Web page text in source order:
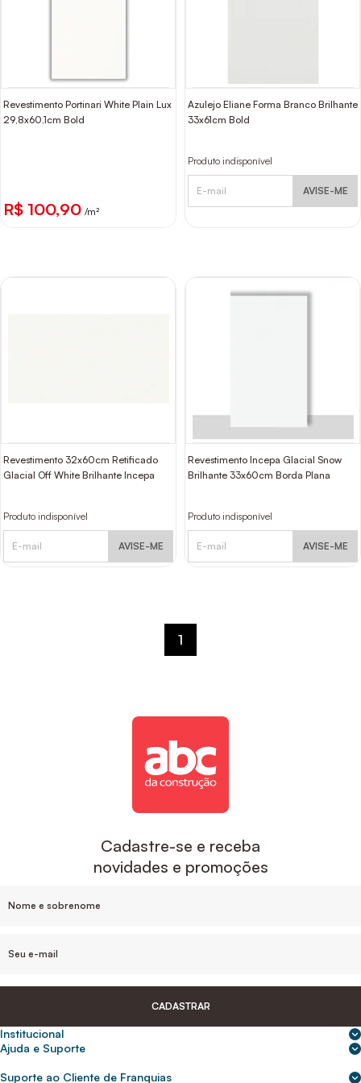
Revestimento Portinari White Plain Lux
29,8x60,1cm Bold
R$ 100,90 /m²
Azulejo Eliane Forma Branco Brilhante
33x61cm Bold
Produto indisponível
AVISE-ME
Revestimento 32x60cm Retificado
Glacial Off White Brilhante Incepa
Produto indisponível
AVISE-ME
Revestimento Incepa Glacial Snow
Brilhante 33x60cm Borda Plana
Produto indisponível
AVISE-ME
1
Cadastre-se e receba
novidades e promoções
CADASTRAR
Institucional
Sobre nós
Ajuda e Suporte
Suporte ao Cliente de Franquias